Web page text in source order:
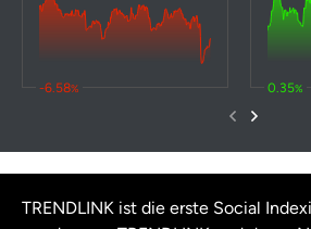
-6.58% 0.35%
TRENDLINK ist die erste Social